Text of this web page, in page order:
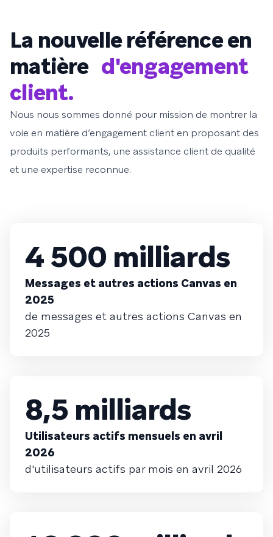
La nouvelle référence en
matière d'engagement
client.
Nous nous sommes donné pour mission de montrer la
voie en matière d’engagement client en proposant des
produits performants, une assistance client de qualité
et une expertise reconnue.
4 500 milliards
Messages et autres actions Canvas en
2025
de messages et autres actions Canvas en
2025
8,5 milliards
Utilisateurs actifs mensuels en avril
2026
d'utilisateurs actifs par mois en avril 2026